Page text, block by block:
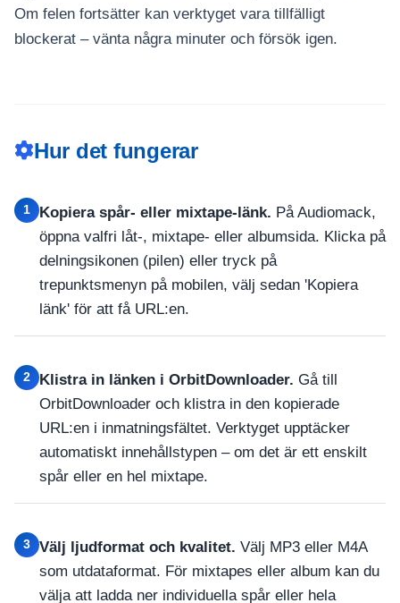
Om felen fortsätter kan verktyget vara tillfälligt
blockerat – vänta några minuter och försök igen.
Hur det fungerar
1 Kopiera spår- eller mixtape-länk. På Audiomack,
öppna valfri låt-, mixtape- eller albumsida. Klicka på
delningsikonen (pilen) eller tryck på
trepunktsmenyn på mobilen, välj sedan 'Kopiera
länk' för att få URL:en.
2 Klistra in länken i OrbitDownloader. Gå till
OrbitDownloader och klistra in den kopierade
URL:en i inmatningsfältet. Verktyget upptäcker
automatiskt innehållstypen – om det är ett enskilt
spår eller en hel mixtape.
3 Välj ljudformat och kvalitet. Välj MP3 eller M4A
som utdataformat. För mixtapes eller album kan du
välja att ladda ner individuella spår eller hela